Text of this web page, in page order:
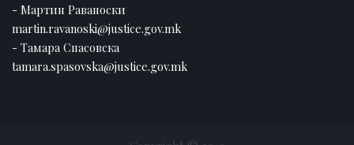
- Мартин Раваноски
martin.ravanoski@justice.gov.mk
- Тамара Спасовска
tamara.spasovska@justice.gov.mk